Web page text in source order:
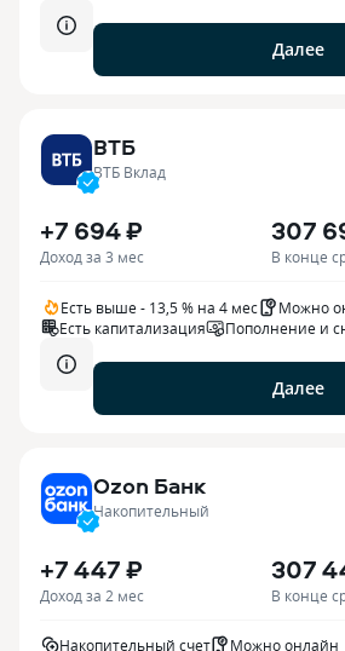
Далее
ВТБ
ВТБ Вклад
+7 694 ₽
Доход за 3 мес
307
В конце
Есть выше - 13,5 % на 4 мес
Можно
Есть капитализация
Пополнение и
Далее
Ozon Банк
Накопительный
+7 447 ₽
Доход за 2 мес
307
В конце
Накопительный счет Можно онлайн